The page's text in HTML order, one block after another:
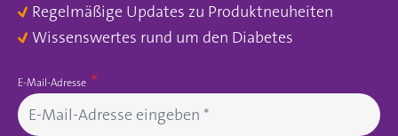
Regelmäßige Updates zu Produktneuheiten
Wissenswertes rund um den Diabetes
E-Mail-Adresse